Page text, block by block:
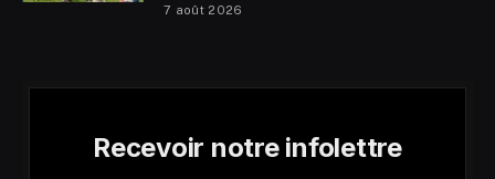
7 août 2026
Recevoir notre infolettre